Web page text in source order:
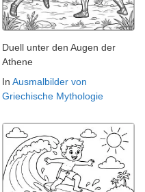
Duell unter den Augen der
Athene
In Ausmalbilder von
Griechische Mythologie